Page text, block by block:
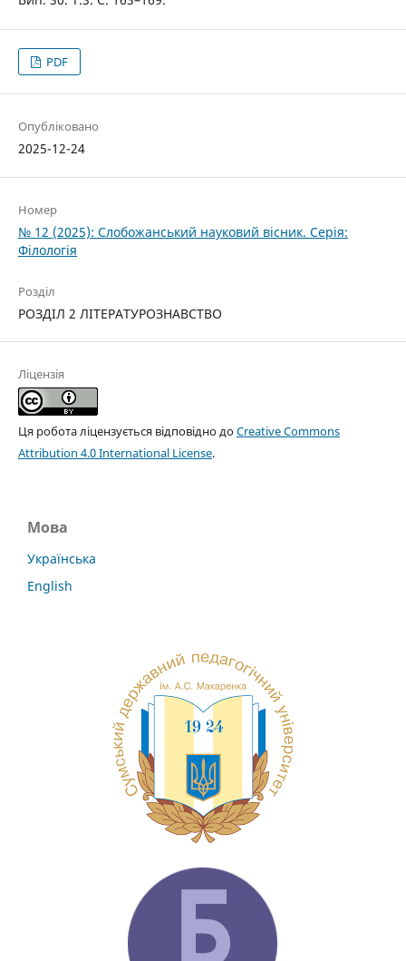
PDF
Опубліковано
2025-12-24
Номер
№ 12 (2025): Слобожанський науковий вісник. Серія:
Філологія
Розділ
РОЗДІЛ 2 ЛІТЕРАТУРОЗНАВСТВО
Ліцензія
Ця робота ліцензується відповідно доCreative Commons
Attribution 4.0 International License.
Мова
Українська
English